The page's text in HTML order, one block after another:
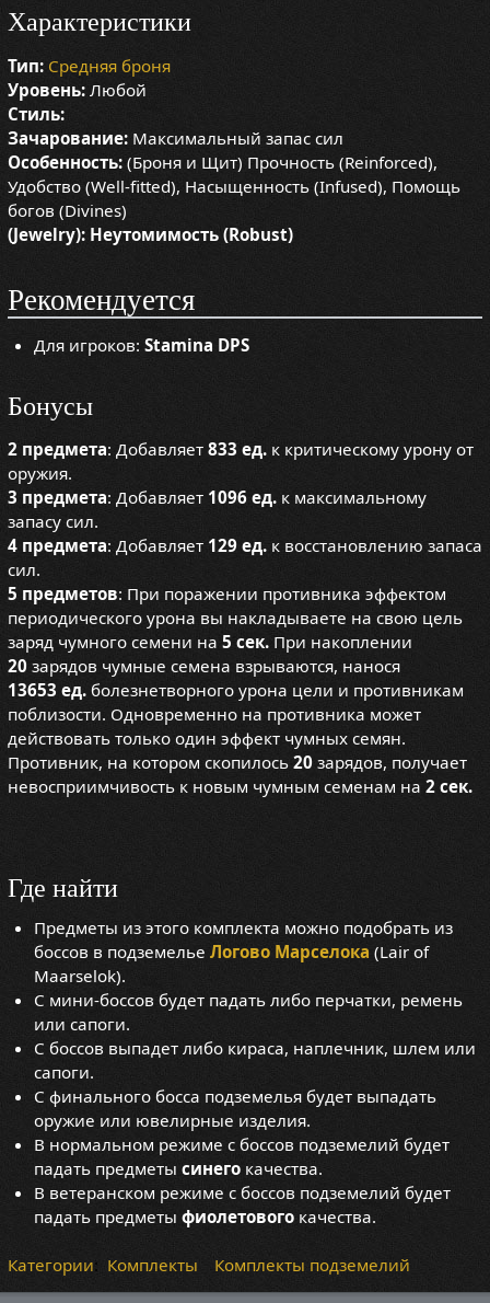
Характеристики
Тип: Средняя броня
Уровень:Любой
Стиль:
Зачарование:Максимальный запас сил
Особенность:(Броня и Щит) Прочность (Reinforced),
Удобство (Well-fitted), Насыщенность (Infused), Помощь
богов (Divines)
(Jewelry): Неутомимость (Robust)
Рекомендуется
Для игроков:Stamina DPS
Бонусы
2 предмета: Добавляет 833 ед.к критическому урону от
оружия.
3 предмета: Добавляет 1096 ед.к максимальному
запасу сил.
4 предмета: Добавляет 129 ед.к восстановлению запаса
сил.
5 предметов: При поражении противника эффектом
периодического урона вы накладываете на свою цель
заряд чумного семени на 5 сек.При накоплении
20зарядов чумные семена взрываются, нанося
13653 ед.болезнетворного урона цели и противникам
поблизости. Одновременно на противника может
действовать только один эффект чумных семян.
Противник, на котором скопилось 20зарядов, получает
невосприимчивость к новым чумным семенам на 2 сек.
Где найти
Предметы из этого комплекта можно подобрать из
боссов в подземельеЛогово Марселока (Lair of
Maarselok).
С мини-боссов будет падать либо перчатки, ремень
или сапоги.
С боссов выпадет либо кираса, наплечник, шлем или
сапоги.
С финального босса подземелья будет выпадать
оружие или ювелирные изделия.
В нормальном режиме с боссов подземелий будет
падать предметысинего качества.
В ветеранском режиме с боссов подземелий будет
падать предметыфиолетового качества.
Категории: Комплекты Комплекты подземелий